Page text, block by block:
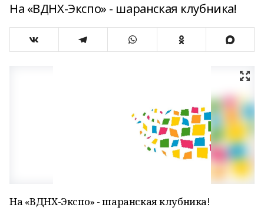
На «ВДНХ-Экспо» - шаранская клубника!
На «ВДНХ-Экспо» - шаранская клубника!